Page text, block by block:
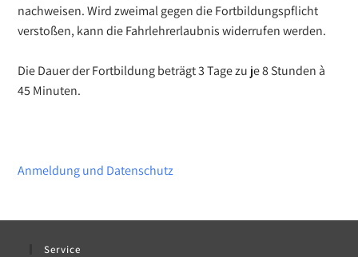
nachweisen. Wird zweimal gegen die Fortbildungspflicht
verstoßen, kann die Fahrlehrerlaubnis widerrufen werden.
Die Dauer der Fortbildung beträgt 3 Tage zu je 8 Stunden à
45 Minuten.
Anmeldung und Datenschutz
Service